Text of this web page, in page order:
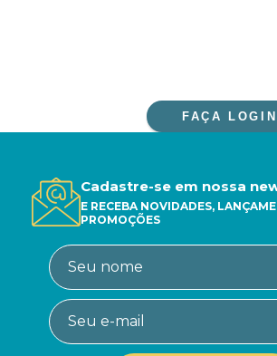
FAÇA
Cadastre-se em nossa
E RECEBA NOVIDADES,
PROMOÇÕES